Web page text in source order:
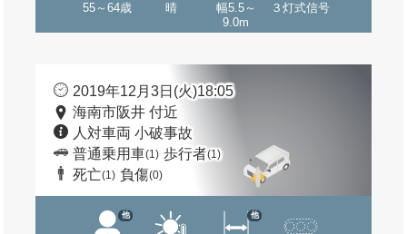
55～64歳 晴
幅5.5～
9.0m
３灯式信号
2019年12月3日(火)18:05
海南市阪井 付近
人対車両 小破事故
普通乗用車(1) 歩行者(1)
死亡(1) 負傷(0)
他 他